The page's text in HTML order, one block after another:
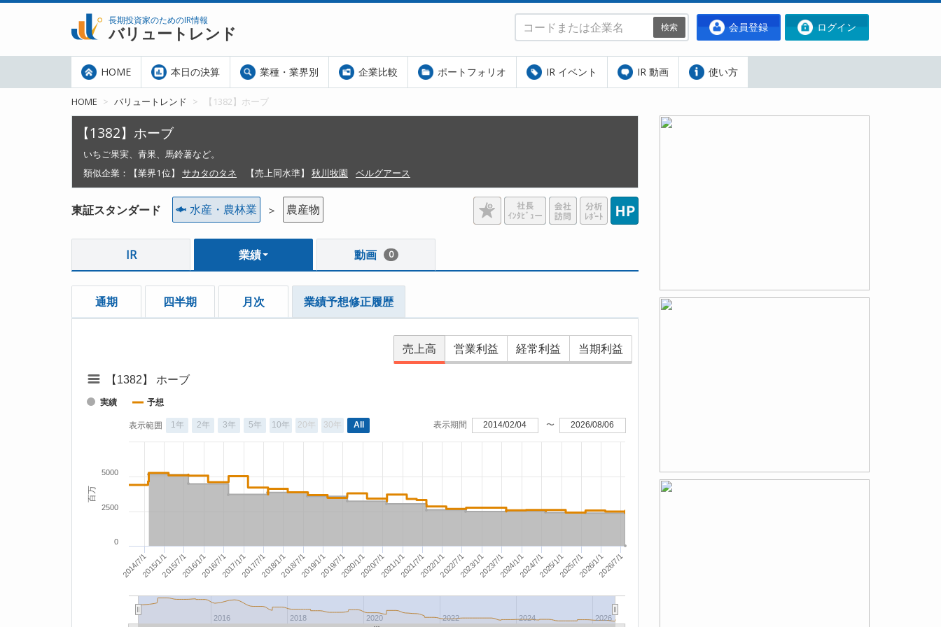
長期投資家のためのIR情報
バリュートレンド 会員登録 ログイン
検索
HOME 本日の決算 業種・業界別 企業比較 ポートフォリオ IR イベント IR 動画 使い方
HOME バリュートレンド 【1382】ホーブ
【1382】ホーブ
いちご果実、青果、馬鈴薯など。
類似企業：
【業界1位】 サカタのタネ 【売上同水準】 秋川牧園 ベルグアース
東証スタンダード 水産・農林業 ＞ 農産物
IR 業績 動画 0
通期 四半期 月次 業績予想修正履歴
売上高 営業利益 経常利益 当期利益
百万
【1382】 ホーブ
2014/7/12015/1/12015/7/12016/1/12016/7/12017/1/12017/7/12018/1/12018/7/12019/1/12019/7/12020/1/12020/7/12021/1/12021/7/12022/1/12022/7/12023/1/12023/7/12024/1/12024/7/12025/1/12025/7/12026/1/12026/7/1
2016 2018 2020 2022 2024 2026
0
5000
2500
表示範囲 1年 2年 3年 5年 10年 20年 30年 All 表示期間 2014/02/04 〜 2026/08/06
実績 予想